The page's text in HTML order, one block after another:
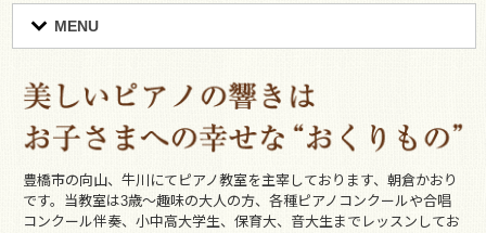
MENU
豊橋市の向山、牛川にてピアノ教室を主宰しております、朝倉かおり
です。当教室は3歳～趣味の大人の方、各種ピアノコンクールや合唱
コンクール伴奏、小中高大学生、保育大、音大生までレッスンしてお